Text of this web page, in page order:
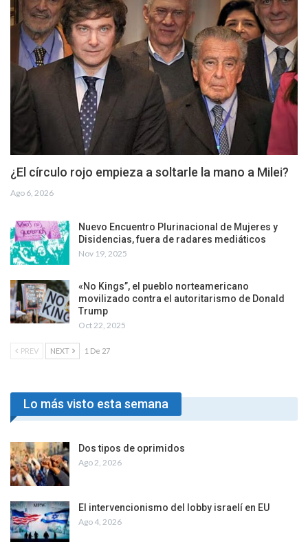
¿El círculo rojo empieza a soltarle la mano a Milei?
Ago 6, 2026
Nuevo Encuentro Plurinacional de Mujeres y
Disidencias, fuera de radares mediáticos
Nov 19, 2025
«No Kings”, el pueblo norteamericano
movilizado contra el autoritarismo de Donald
Trump
Oct 22, 2025
PREV NEXT 1 De 27
Lo más visto esta semana
Dos tipos de oprimidos
Ago 2, 2026
El intervencionismo del lobby israelí en EU
Ago 4, 2026